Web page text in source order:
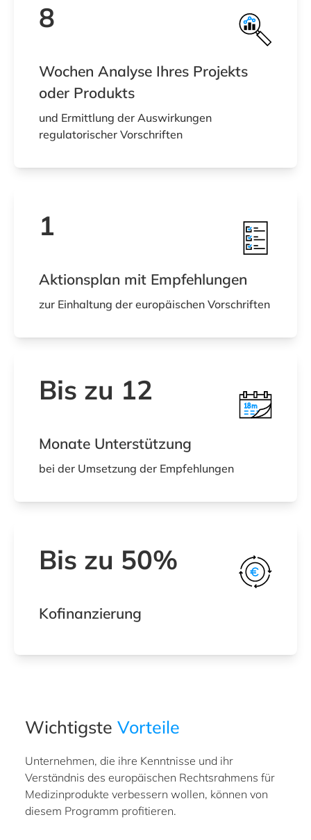
8
Wochen Analyse Ihres Projekts
oder Produkts
und Ermittlung der Auswirkungen
regulatorischer Vorschriften
1
Aktionsplan mit Empfehlungen
zur Einhaltung der europäischen Vorschriften
Bis zu 12
Monate Unterstützung
bei der Umsetzung der Empfehlungen
Bis zu 50%
Kofinanzierung
Wichtigste Vorteile
Unternehmen, die ihre Kenntnisse und ihr
Verständnis des europäischen Rechtsrahmens für
Medizinprodukte verbessern wollen, können von
diesem Programm profitieren.